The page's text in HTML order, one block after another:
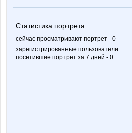
Статистика портрета:
сейчас просматривают портрет - 0
зарегистрированные пользователи
посетившие портрет за 7 дней - 0